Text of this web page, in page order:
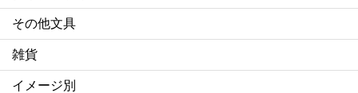
その他文具
雑貨
イメージ別